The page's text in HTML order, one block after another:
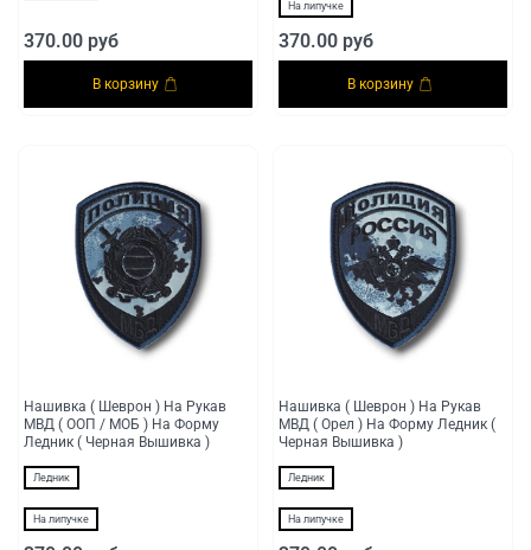
370.00 руб
В корзину
На липучке
370.00 руб
В корзину
Нашивка ( Шеврон ) На Рукав
МВД ( ООП / МОБ ) На Форму
Ледник ( Черная Вышивка )
Ледник
На липучке
Нашивка ( Шеврон ) На Рукав
МВД ( Орел ) На Форму Ледник (
Черная Вышивка )
Ледник
На липучке